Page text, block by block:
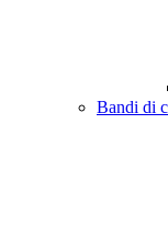
Bandi di